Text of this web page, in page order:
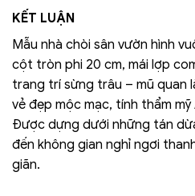
KẾT LUẬN
Mẫu nhà chòi sân vườn hình
cột tròn phi 20 cm, mái lợp
trang trí sừng trâu – mũ quan
vẻ đẹp mộc mạc, tính thẩm
Được dựng dưới những tán
đến không gian nghỉ ngơi
giãn.